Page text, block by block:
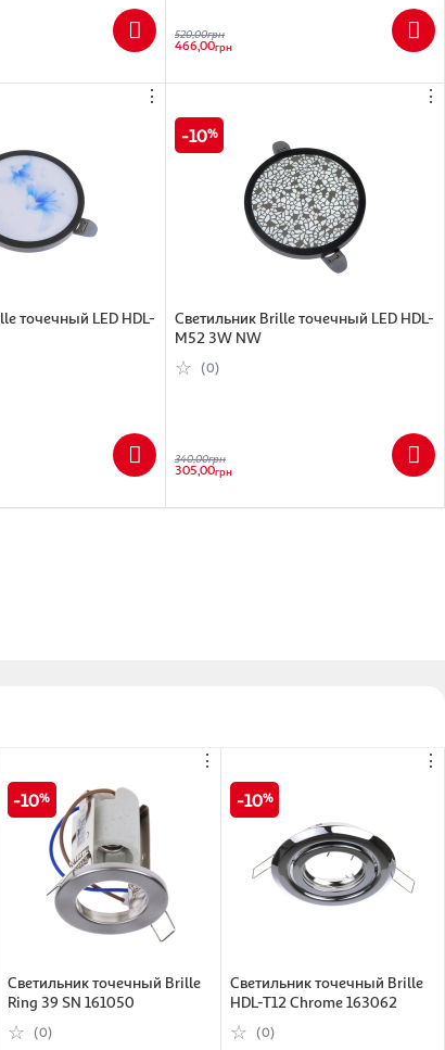
520,00грн
466,00грн
⋮
точечный LED HDL-
⋮
10
Светильник Brille точечный LED HDL-
M52 3W NW
(0)
340,00грн
305,00грн
⋮
10
Светильник точечный Brille
Ring 39 SN 161050
(0)
⋮
10
Светильник точечный Brille
HDL-T12 Chrome 163062
(0)